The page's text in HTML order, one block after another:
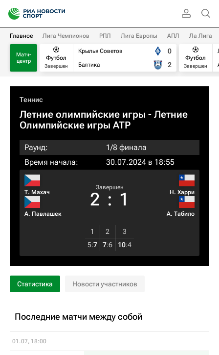
Главное Лига Чемпионов РПЛ Лига Европы АПЛ Ла Лига
Матч-
центр
Футбол
Завершен
Крылья Советов
Балтика
0
2
Футбол
Завершен
Теннис
Летние олимпийские игры - Летние
Олимпийские игры ATP
Раунд:
1/8 финала
Время начала:
30.07.2024 в 18:55
Т. Махач
А. Павлашек
Завершен
2 : 1 Н. Харри
А. Табило
1 2
3
5:7 7:6 10:4
Статистика Новости участников
Последние матчи между собой
01.07, 18:00